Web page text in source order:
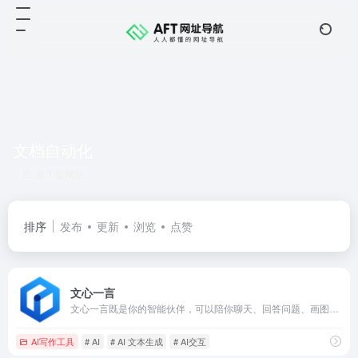
排序 发布 更新 浏览 点赞
文心一言
AI写作工具 # AI # AI 文本生成 # AI交互